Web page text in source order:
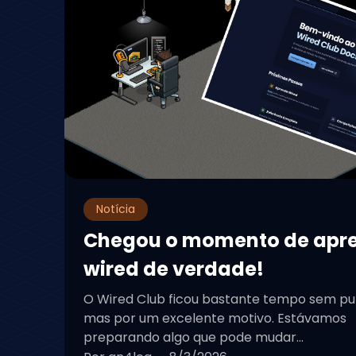
Notícia
Chegou o momento de
wired de verdade!
O Wired Club ficou bastante tempo sem
mas por um excelente motivo. Estávamos
preparando algo que pode mudar...